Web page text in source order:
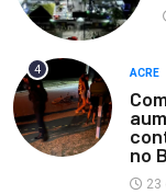
4 ACRE
no
23